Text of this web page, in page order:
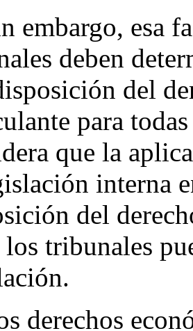
embargo, esa
deben
del
para
que la
interna
del
los tribunales
derechos